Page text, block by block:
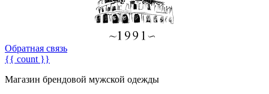
Обратная связь
{{ count }}
Магазин брендовой мужской одежды